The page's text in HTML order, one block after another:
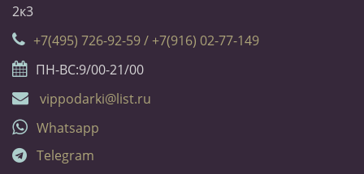
2к3
+7(495) 726-92-59 / +7(916) 02-77-149
ПН-ВС:9/00-21/00
vippodarki@list.ru
Whatsapp
Telegram